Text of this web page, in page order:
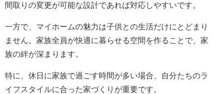
間取りの変更が可能な設計であれば対応しやすいです。
一方で、マイホームの魅力は子供との生活だけにとどまり
ません。家族全員が快適に暮らせる空間を作ることで、家
族の絆が深まります。
特に、休日に家族で過ごす時間が多い場合、自分たちのラ
イフスタイルに合った家づくりが重要です。